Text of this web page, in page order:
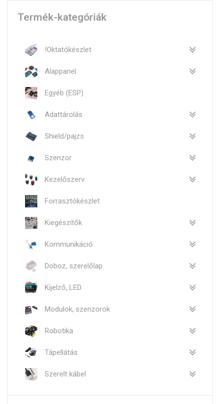
Termék-kategóriák
!Oktatókészlet
Alappanel
Egyéb (ESP)
Adattárolás
Shield/pajzs
Szenzor
Kezelőszerv
Forrasztókészlet
Kiegészítők
Kommunikáció
Doboz, szerelőlap
Kijelző, LED
Modulok, szenzorok
Robotika
Tápellátás
Szerelt kábel